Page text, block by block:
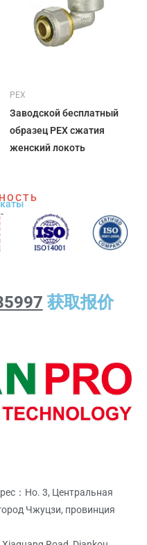
PEX
Заводской бесплатный
образец PEX сжатия
женский локоть
获取报价
：Но. 3, Центральная
Чжуцзи, провинция